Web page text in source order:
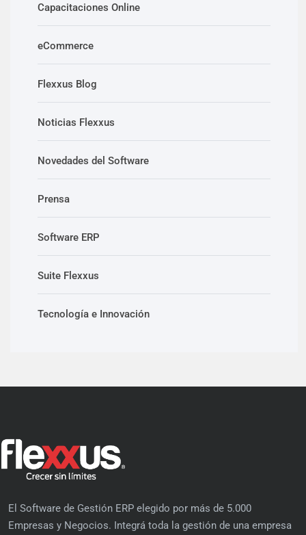
Capacitaciones Online
eCommerce
Flexxus Blog
Noticias Flexxus
Novedades del Software
Prensa
Software ERP
Suite Flexxus
Tecnología e Innovación
El Software de Gestión ERP elegido por más de 5.000
Empresas y Negocios. Integrá toda la gestión de una empresa